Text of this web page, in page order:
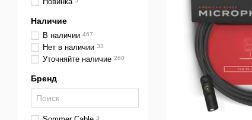
Наличие
В наличии 467
Нет в наличии 33
Уточняйте наличие 260
Бренд
3